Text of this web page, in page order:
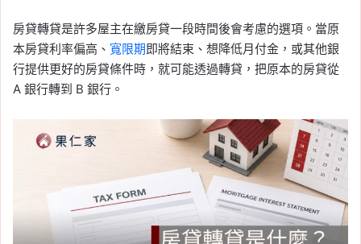
房貸轉貸是許多屋主在繳房貸一段時間後會考慮的選項。當原
本房貸利率偏高、 寬限期 即將結束、想降低月付金，或其他銀
行提供更好的房貸條件時，就可能透過轉貸，把原本的房貸從
A 銀行轉到 B 銀行。